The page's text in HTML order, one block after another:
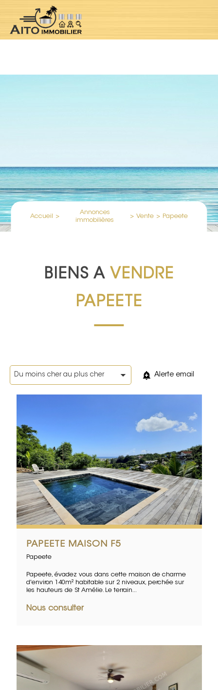
: Undefined index: location in
/var/www/clients/client1/web5/web/controllers/jpropertyContr
oller.phpon line184
Accueil >
Annonces
immobilières
> Vente > Papeete
BIENS A VENDRE
PAPEETE
Alerte email
PAPEETE MAISON F5
Papeete
Papeete, évadez vous dans cette maison de charme
d'environ 140m² habitable sur 2 niveaux, perchée sur
les hauteurs de St Amélie. Le terrain...
Nous consulter